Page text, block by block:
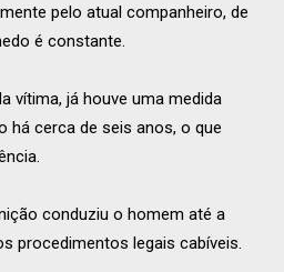
pelo atual companheiro, de
é constante.
vítima, já houve uma medida
há cerca de seis anos, o que
conduziu o homem até a
procedimentos legais cabíveis.